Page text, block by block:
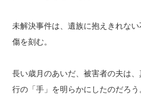
未解決事件は、遺族に抱えきれな
傷を刻む。
長い歳月のあいだ、被害者の夫は
行の「手」を明らかにしたのだろう